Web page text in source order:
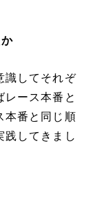
識してそれぞ
ース本番と
本番と同じ順
践してきまし